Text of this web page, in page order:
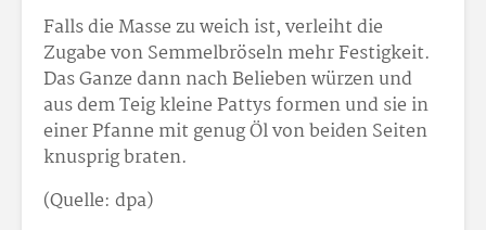
Falls die Masse zu weich ist, verleiht die
Zugabe von Semmelbröseln mehr Festigkeit.
Das Ganze dann nach Belieben würzen und
aus dem Teig kleine Pattys formen und sie in
einer Pfanne mit genug Öl von beiden Seiten
knusprig braten.
(Quelle: dpa)